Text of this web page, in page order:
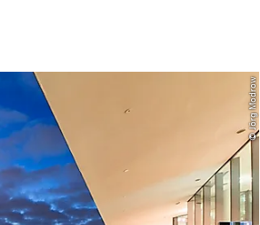
© Jörg Modrow